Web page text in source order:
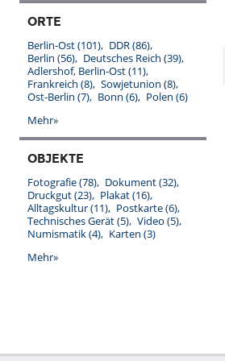
ORTE
Berlin-Ost(101) DDR(86)
Berlin (56) Deutsches Reich (39)
Adlershof, Berlin-Ost(11)
Frankreich (8) Sowjetunion (8)
Ost-Berlin (7) Bonn (6) Polen (6)
Mehr»
OBJEKTE
Fotografie(78) Dokument(32)
Druckgut(23) Plakat(16)
Alltagskultur(11) Postkarte(6)
Technisches Gerät(5) Video (5)
Numismatik(4) Karten (3)
Mehr»